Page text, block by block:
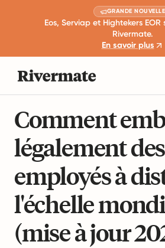
GRANDE NOUVELLE
Eos, Serviap et Hightekers
Rivermate.
En savoir plus
Comment
légalement des
employés à
l'échelle
(mise à jour